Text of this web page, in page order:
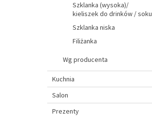
Szklanka (wysoka)/
kieliszek do drinków / soku
Szklanka niska
Filiżanka
Wg producenta
Kuchnia
Salon
Prezenty